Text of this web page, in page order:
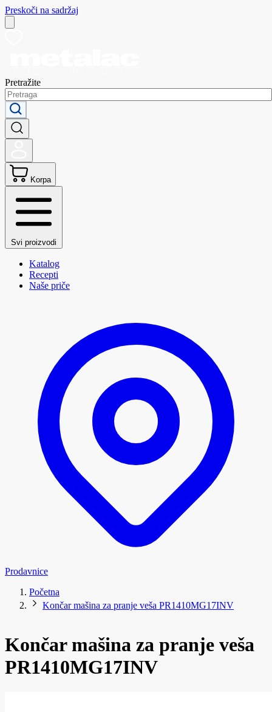
Preskoči na sadržaj
Pretražite
Korpa
Svi proizvodi
Katalog
Recepti
Naše priče
Prodavnice
Početna
Končar mašina za pranje veša PR1410MG17INV
Končar mašina za pranje veša
PR1410MG17INV